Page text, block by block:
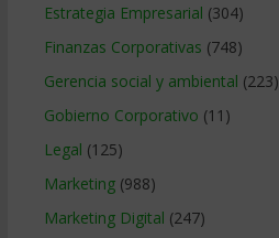
Estrategia Empresarial (304)
Finanzas Corporativas (748)
Gerencia social y ambiental (223)
Gobierno Corporativo (11)
Legal (125)
Marketing(988)
Marketing Digital (247)